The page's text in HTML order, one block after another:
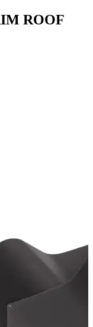
ROOF